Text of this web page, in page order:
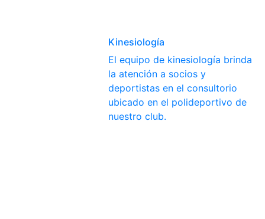
Kinesiología
El equipo de kinesiología brinda
la atención a socios y
deportistas en el consultorio
ubicado en el polideportivo de
nuestro club.